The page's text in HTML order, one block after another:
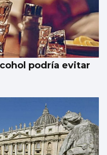
podría evitar